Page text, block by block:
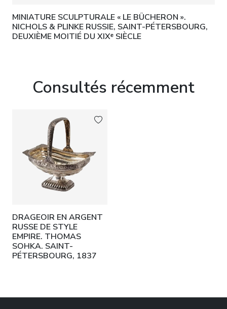
MINIATURE SCULPTURALE « LE BÛCHERON ».
NICHOLS & PLINKE RUSSIE, SAINT-PÉTERSBOURG,
DEUXIÈME MOITIÉ DU XIXᵉ SIÈCLE
Consultés récemment
DRAGEOIR EN ARGENT
RUSSE DE STYLE
EMPIRE. THOMAS
SOHKA. SAINT-
PÉTERSBOURG, 1837